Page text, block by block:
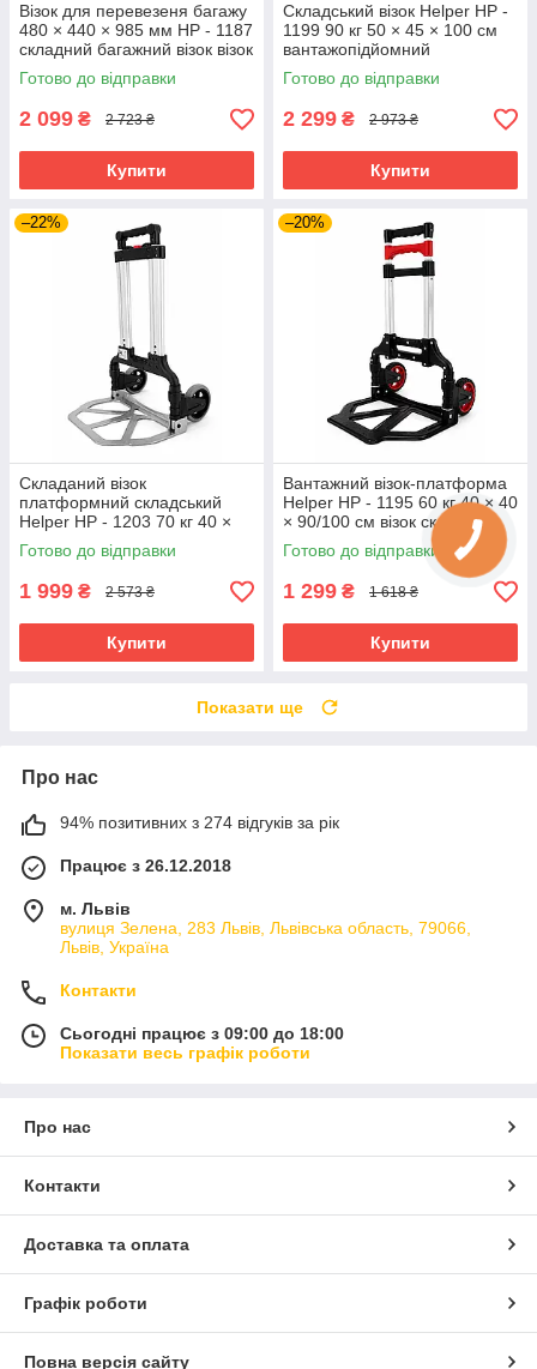
Візок для перевезеня багажу
480 × 440 × 985 мм HP - 1187
складний багажний візок візок
з телескопічною ручкою для
вантажів
Готово до відправки
2 099 ₴ 2 723 ₴
Купити
Складський візок Helper HP -
1199 90 кг 50 × 45 × 100 см
вантажопідйомний
транспортний візок-
платформа
Готово до відправки
2 299 ₴ 2 973 ₴
Купити
–22%
Складаний візок
платформний складський
Helper HP - 1203 70 кг 40 ×
41 × 100 см транспортний
візок складський
Готово до відправки
1 999 ₴ 2 573 ₴
Купити
–20%
Вантажний візок-платформа
Helper HP - 1195 60 кг 40 × 40
× 90/100 см візок складний
складський транспортний
візок-платформа
Готово до відправки
1 299 ₴ 1 618 ₴
Купити
Показати ще
Про нас
94% позитивних з 274 відгуків за рік
Працює з 26.12.2018
м. Львів
вулиця Зелена, 283 Львів, Львівська область, 79066,
Львів, Україна
Контакти
Сьогодні працює з 09:00 до 18:00
Показати весь графік роботи
Про нас
Контакти
Доставка та оплата
Графік роботи
Повна версія сайту